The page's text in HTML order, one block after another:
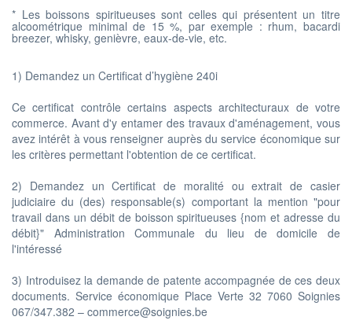
* Les boissons spiritueuses sont celles qui présentent un titre
alcoométrique minimal de 15 %, par exemple : rhum, bacardi
breezer, whisky, genièvre, eaux-de-vie, etc.
1) Demandez un Certificat d’hygiène 240i
Ce certificat contrôle certains aspects architecturaux de votre
commerce. Avant d'y entamer des travaux d'aménagement, vous
avez intérêt à vous renseigner auprès du service économique sur
les critères permettant l'obtention de ce certificat.
2) Demandez un Certificat de moralité ou extrait de casier
judiciaire du (des) responsable(s) comportant la mention "pour
travail dans un débit de boisson spiritueuses {nom et adresse du
débit}" Administration Communale du lieu de domicile de
l'intéressé
3) Introduisez la demande de patente accompagnée de ces deux
documents. Service économique Place Verte 32 7060 Soignies
067/347.382 – commerce@soignies.be